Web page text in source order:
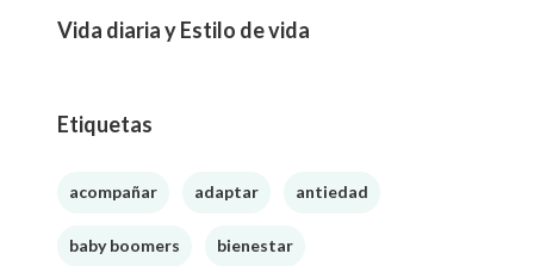
Vida diaria y Estilo de vida
Etiquetas
acompañar adaptar antiedad
baby boomers bienestar